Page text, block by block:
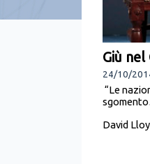
Giù nel
24/10/
“Le
David